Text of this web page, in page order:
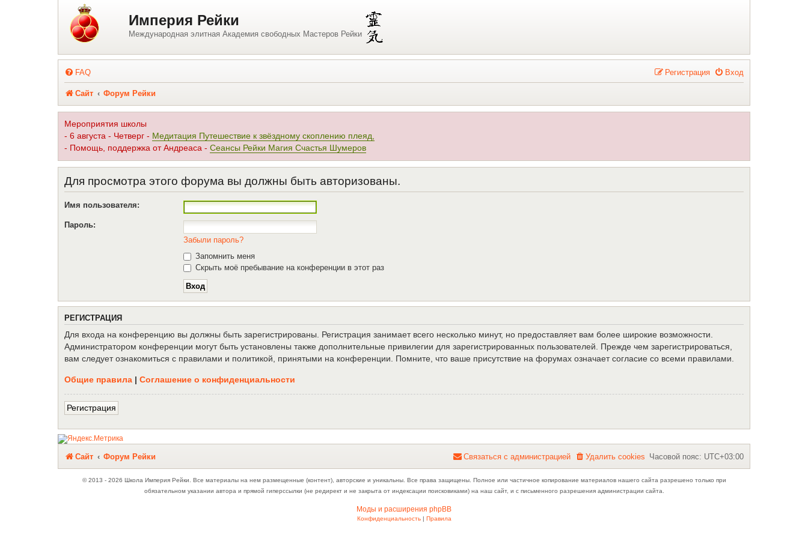
Регистрация Империя Рейки
Международная элитная Академия свободных Мастеров Рейки
FAQ Вход
Регистрация
Сайт Форум Рейки
Мероприятия школы
- 6 августа - Четверг - Медитация Путешествие к звёздному скоплению плеяд,
- Помощь, поддержка от Андреаса - Сеансы Рейки Магия Счастья Шумеров
Для просмотра этого форума вы должны быть авторизованы.
Имя пользователя:
Пароль:
Забыли пароль?
Запомнить меня
Скрыть моё пребывание на конференции в этот раз
РЕГИСТРАЦИЯ
Для входа на конференцию вы должны быть зарегистрированы. Регистрация занимает всего несколько минут, но предоставляет вам более широкие возможности.
Администратором конференции могут быть установлены также дополнительные привилегии для зарегистрированных пользователей. Прежде чем зарегистрироваться,
вам следует ознакомиться с правилами и политикой, принятыми на конференции. Помните, что ваше присутствие на форумах означает согласие со всеми правилами.
Общие правила | Соглашение о конфиденциальности
Регистрация
Сайт Форум Рейки Часовой пояс: UTC+03:00
Удалить cookies
Связаться с
Связаться с администрацией
© 2013 - 2026 Школа Империя Рейки. Все материалы на нем размещенные (контент), авторские и уникальны. Все права защищены. Полное или частичное копирование материалов нашего сайта разрешено только при
обязательном указании автора и прямой гиперссылки (не редирект и не закрыта от индексации поисковиками) на наш сайт, и с письменного разрешения администрации сайта.
Моды и расширения phpBB
Конфиденциальность| Правила